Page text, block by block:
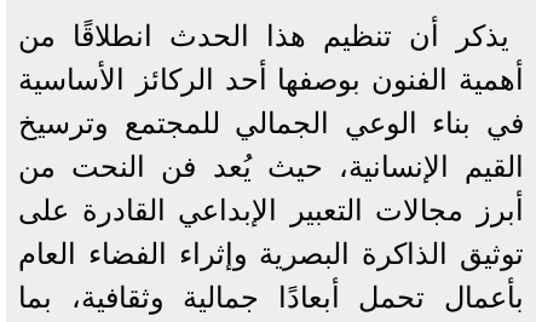
يذكر أن تنظيم هذا الحدث انطلاقًا من
أهمية الفنون بوصفها أحد الركائز الأساسية
في بناء الوعي الجمالي للمجتمع وترسيخ
القيم الإنسانية، حيث يُعد فن النحت من
أبرز مجالات التعبير الإبداعي القادرة على
توثيق الذاكرة البصرية وإثراء الفضاء العام
بأعمال تحمل أبعادًا جمالية وثقافية، بما